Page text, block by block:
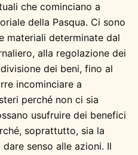
che cominciano a
della Pasqua. Ci sono
materiali determinate dal
alla regolazione dei
dei beni, fino al
incominciare a
perché non ci sia
usufruire dei benefici
soprattutto, sia la
senso alle azioni. Il